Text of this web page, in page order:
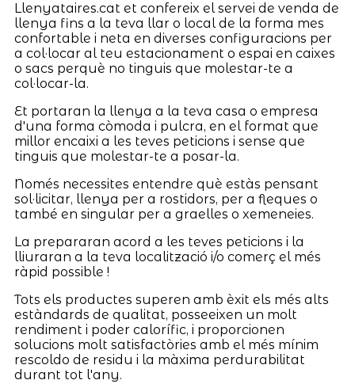
Llenyataires.cat et confereix el servei de venda de
llenya fins a la teva llar o local de la forma mes
confortable i neta en diverses configuracions per
a col·locar al teu estacionament o espai en caixes
o sacs perquè no tinguis que molestar-te a
col·locar-la.
Et portaran la llenya a la teva casa o empresa
d'una forma còmoda i pulcra, en el format que
millor encaixi a les teves peticions i sense que
tinguis que molestar-te a posar-la.
Només necessites entendre què estàs pensant
sol·licitar, llenya per a rostidors, per a fleques o
també en singular per a graelles o xemeneies.
La prepararan acord a les teves peticions i la
lliuraran a la teva localització i/o comerç el més
ràpid possible !
Tots els productes superen amb èxit els més alts
estàndards de qualitat, posseeixen un molt
rendiment i poder calorífic, i proporcionen
solucions molt satisfactòries amb el més mínim
rescoldo de residu i la màxima perdurabilitat
durant tot l'any.